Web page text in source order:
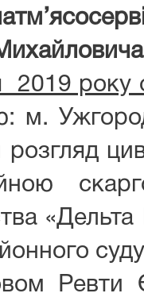
2019 року
м.
розгляд
Ревти